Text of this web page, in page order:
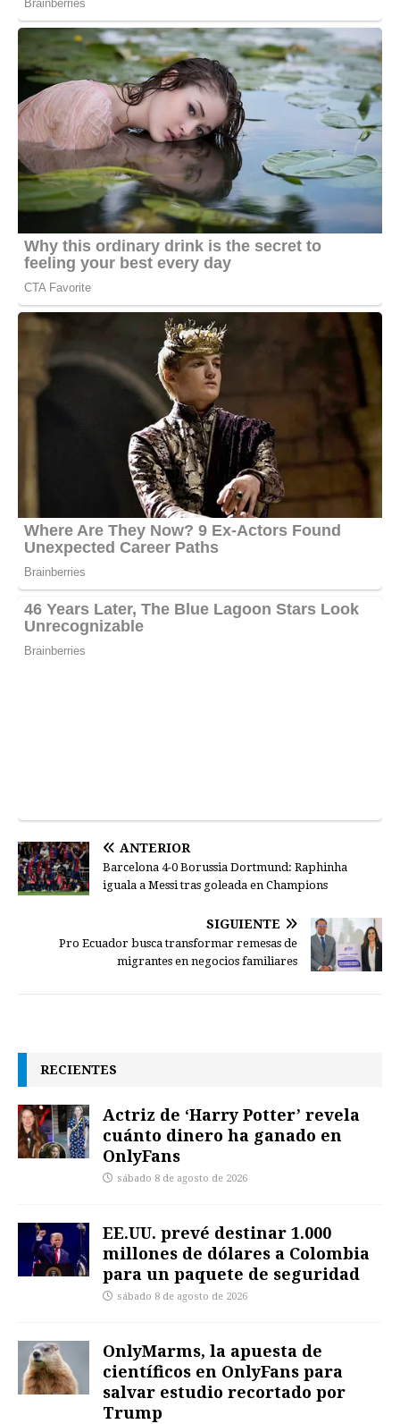
ANTERIOR
Barcelona 4-0 Borussia Dortmund: Raphinha
iguala a Messi tras goleada en Champions
SIGUIENTE
Pro Ecuador busca transformar remesas de
migrantes en negocios familiares
RECIENTES
Actriz de ‘Harry Potter’ revela
cuánto dinero ha ganado en
OnlyFans
sábado 8 de agosto de 2026
EE.UU. prevé destinar 1.000
millones de dólares a Colombia
para un paquete de seguridad
sábado 8 de agosto de 2026
OnlyMarms, la apuesta de
científicos en OnlyFans para
salvar estudio recortado por
Trump